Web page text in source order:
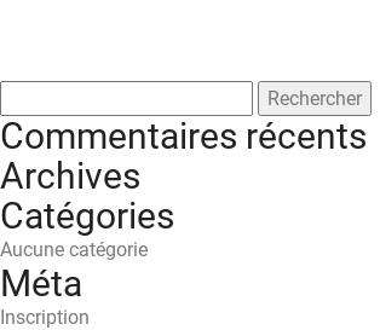
Commentaires récents
Archives
Catégories
Aucune catégorie
Méta
Inscription